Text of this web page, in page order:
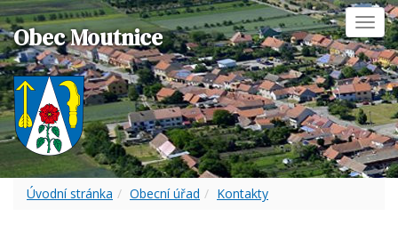
Obec Moutnice
Úvodní stránka Obecní úřad Kontakty